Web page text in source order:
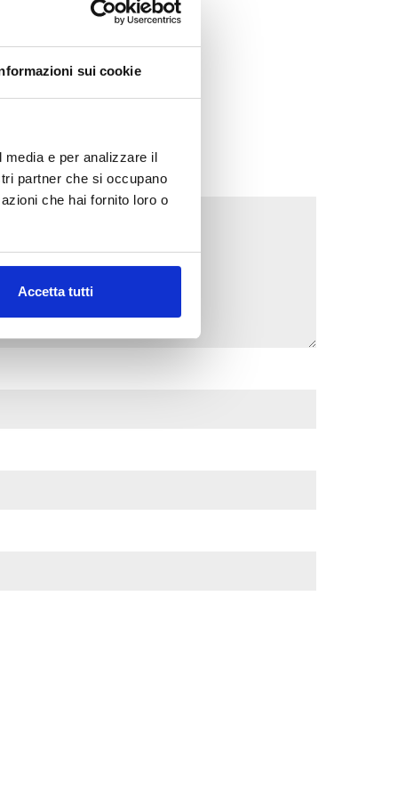
sui cookie
e per analizzare il
partner che si occupano
che hai fornito loro o
Accetta tutti